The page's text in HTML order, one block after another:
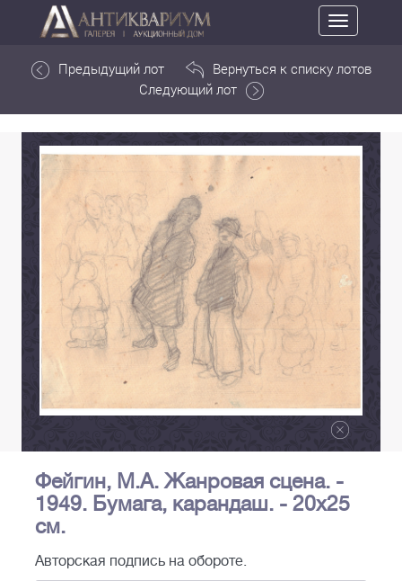
Toggle
navigation
Предыдущий лот
Вернуться к списку лотов
Следующий лот
Фейгин, М.А. Жанровая сцена. -
1949. Бумага, карандаш. - 20х25
см.
Авторская подпись на обороте.